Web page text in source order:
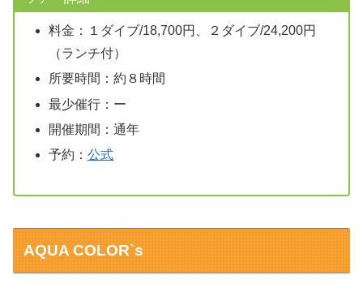
料金：１ダイブ/18,700円、２ダイブ/24,200円
（ランチ付）
所要時間：約８時間
最少催行：ー
開催期間：通年
予約： 公式
AQUA COLOR`s